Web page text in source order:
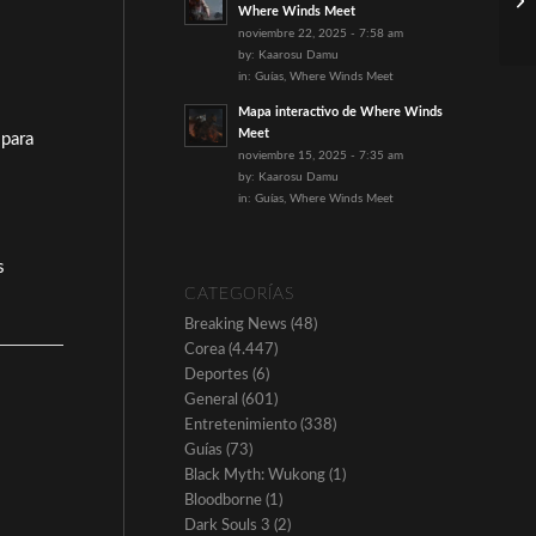
Where Winds Meet
noviembre 22, 2025 - 7:58 am
by: Kaarosu Damu
in: Guías, Where Winds Meet
Mapa interactivo de Where Winds
Meet
noviembre 15, 2025 - 7:35 am
by: Kaarosu Damu
in: Guías, Where Winds Meet
CATEGORÍAS
Breaking News (48)
Corea(4.447)
Deportes (6)
General (601)
Entretenimiento(338)
Guías (73)
Black Myth: Wukong(1)
Bloodborne(1)
Dark Souls 3 (2)